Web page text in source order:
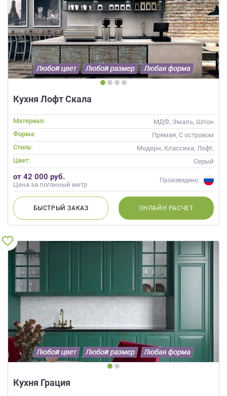
Кухня Лофт Скала
Материал:
МДФ, Эмаль, Шпон
Форма:
Прямая, С островом
Стиль:
Модерн, Классика, Лофт,
Неоклассика, Современные
Цвет: Серый
от 42 000 руб.
Цена за погонный метр
Произведено:
БЫСТРЫЙЗАКАЗ ОНЛАЙН РАСЧЕТ
Кухня Грация